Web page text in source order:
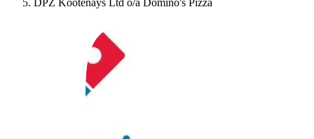
DPZ Kootenays Ltd o/a Domino's Pizza